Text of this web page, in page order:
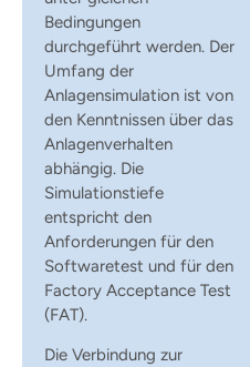
Bedingungen
durchgeführt werden. Der
Umfang der
Anlagensimulation ist von
den Kenntnissen über das
Anlagenverhalten
abhängig. Die
Simulationstiefe
entspricht den
Anforderungen für den
Softwaretest und für den
Factory Acceptance Test
(FAT).
Die Verbindung zur